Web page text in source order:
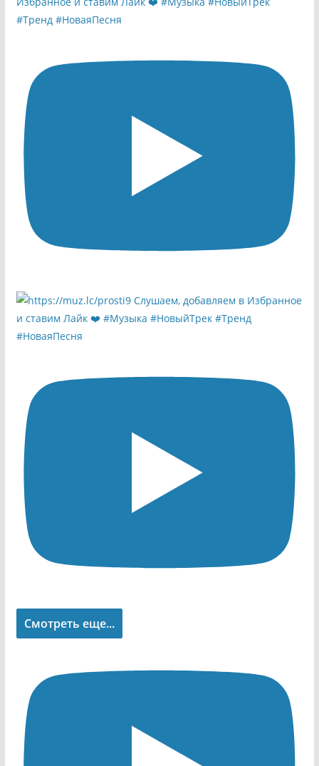
Смотреть еще...